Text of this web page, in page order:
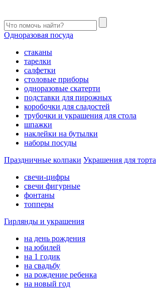
Одноразовая посуда
стаканы
тарелки
салфетки
столовые приборы
одноразовые скатерти
подставки для пирожных
коробочки для сладостей
трубочки и украшения для стола
шпажки
наклейки на бутылки
наборы посуды
Праздничные колпаки Украшения для торта
свечи-цифры
свечи фигурные
фонтаны
топперы
Гирлянды и украшения
на день рождения
на юбилей
на 1 годик
на свадьбу
на рождение ребенка
на новый год